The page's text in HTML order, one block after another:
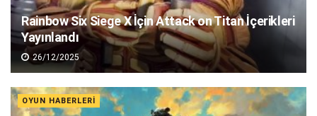
Rainbow Six Siege X İçin Attack on Titan İçerikleri
Yayınlandı
26/12/2025
OYUN HABERLERI